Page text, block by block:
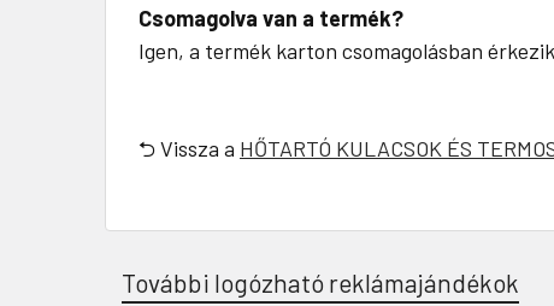
Csomagolva van a termék?
Igen, a termék karton csomagolásban
⮌ Vissza a HŐTARTÓ KULACSOK ÉS
További logózható reklámajándékok